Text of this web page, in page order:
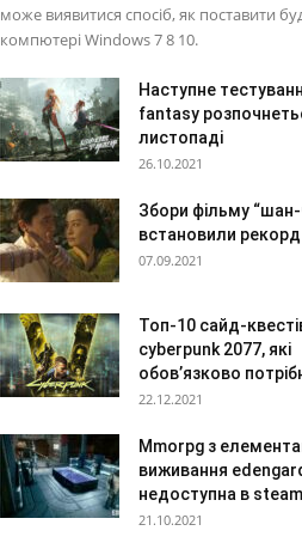
може виявитися спосіб, як поставити
компютері Windows 7 8 10.
Наступне
fantasy
листопаді
26.10.2021
Збори фільму “шан-
встановили рекорд
07.09.2021
Топ-10 сайд-
cyberpunk 2077, які
обов’язково
22.12.2021
Mmorpg з
виживання
недоступна в steam
21.10.2021